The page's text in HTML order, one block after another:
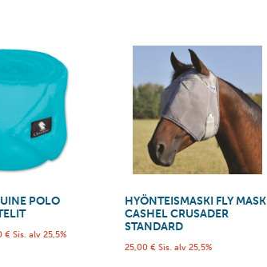
POLO
€ Sis. alv 25,5%
HYÖNTEISMASKI FLY MASK
CASHEL CRUSADER
STANDARD
25,00€ Sis. alv 25,5%